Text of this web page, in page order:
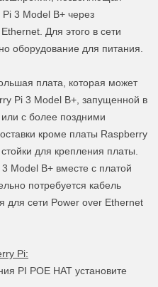
3 Model B+ через
Для этого в сети
оборудование для питания.
плата, которая может
Pi 3 Model B+, запущенной в
с более поздними
кроме платы Raspberry
для крепления платы.
Model B+ вместе с платой
потребуется кабель
для сети Power over Ethernet
Pi:
PI POE HAT установите